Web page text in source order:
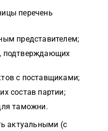
перечень
представителем;
подтверждающих
с поставщиками;
состав партии;
таможни.
актуальными (с